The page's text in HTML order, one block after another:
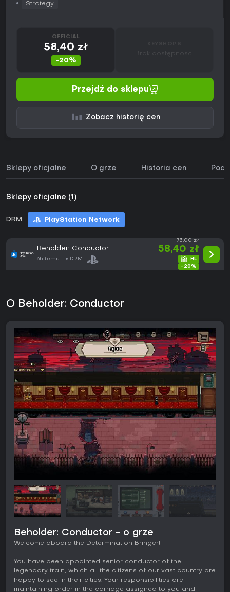
Strategy
OFFICIAL
58,40 zł
-20%
Brak dostępności
Przejdź do sklepu
Zobacz historię cen
Sklepy oficjalne O grze Historia cen
Sklepy oficjalne (1)
DRM: PlayStation Network
Beholder: Conductor
6h temu DRM:
73,00 zł
58,40 zł
-20%
O Beholder: Conductor
Beholder: Conductor - o grze
Welcome aboard the Determination Bringer!
You have been appointed senior conductor of the
legendary train, which all the citizens of our vast country are
happy to see in their cities. Your responsibilities are
maintaining order in the carriage assigned to you and